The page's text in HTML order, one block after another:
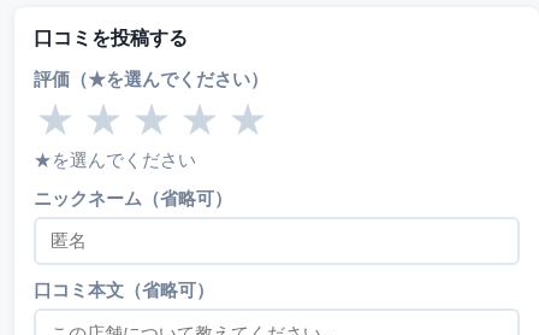
口コミを投稿する
評価（★を選んでください）
★ ★ ★ ★ ★
★を選んでください
ニックネーム（省略可）
口コミ本文（省略可）